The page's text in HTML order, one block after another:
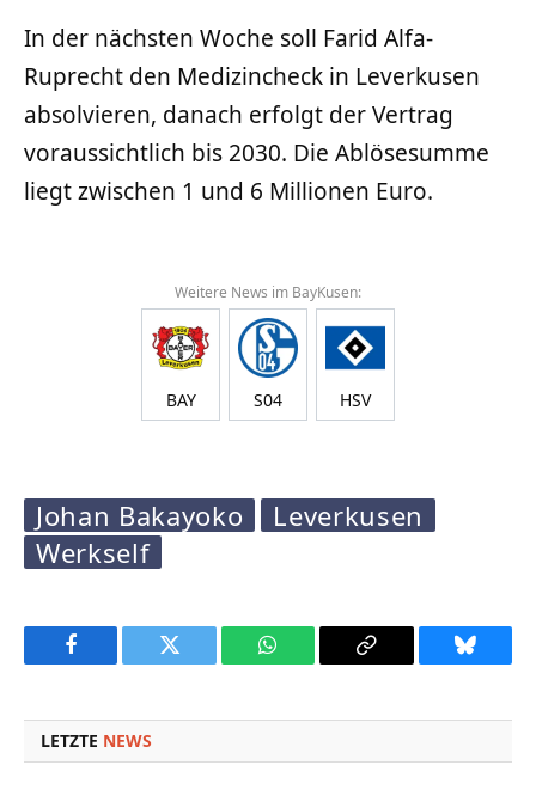
In der nächsten Woche soll Farid Alfa-
Ruprecht den Medizincheck in Leverkusen
absolvieren, danach erfolgt der Vertrag
voraussichtlich bis 2030. Die Ablösesumme
liegt zwischen 1 und 6 Millionen Euro.
Weitere News im BayKusen:
BAY S04 HSV
Johan Bakayoko
Leverkusen
Werkself
Facebook Twitter WhatsApp Copy
Bluesky
LETZTE NEWS